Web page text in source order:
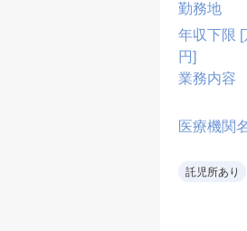
勤務地
年収下限 [
円]
業務内容
医療機関
託児所あり